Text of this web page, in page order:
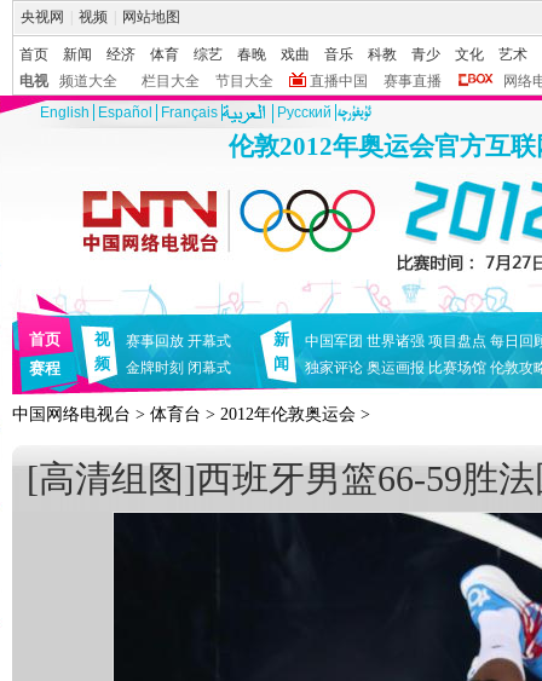
央视网 视频 网站地图
首页 新闻 经济 体育 综艺 春晚 戏曲 音乐 科教 青少 文化
艺术
电视
频道大全 栏目大全 节目大全 直播中国 赛事直播
网络
English
Español Français Pусский
伦敦2012年奥运会官方互
首页
赛程
视
频
赛事回放 开幕式
金牌时刻 闭幕式
新
闻
中国军团 世界诸强 项目盘点 每日回
独家评论 奥运画报 比赛场馆 伦敦攻
中国网络电视台 > 体育台 > 2012年伦敦奥运会 >
[高清组图]西班牙男篮66-59胜